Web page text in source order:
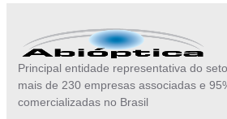
Principal entidade representativa do
mais de 230 empresas associadas e
comercializadas no Brasil